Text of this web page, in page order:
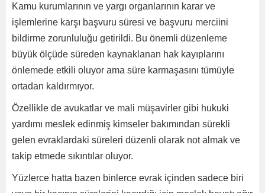
Kamu kurumlarının ve yargı organlarının karar ve
işlemlerine karşı başvuru süresi ve başvuru merciini
bildirme zorunluluğu getirildi. Bu önemli düzenleme
büyük ölçüde süreden kaynaklanan hak kayıplarını
önlemede etkili oluyor ama süre karmaşasını tümüyle
ortadan kaldırmıyor.
Özellikle de avukatlar ve mali müşavirler gibi hukuki
yardımı meslek edinmiş kimseler bakımından sürekli
gelen evraklardaki süreleri düzenli olarak not almak ve
takip etmede sıkıntılar oluyor.
Yüzlerce hatta bazen binlerce evrak içinden sadece biri